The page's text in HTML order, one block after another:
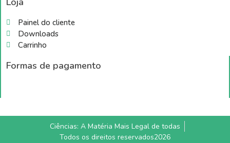
Painel do cliente
Downloads
Carrinho
Formas de pagamento
Ciências: A Matéria Mais Legal de todas
Todos os direitos reservados2026